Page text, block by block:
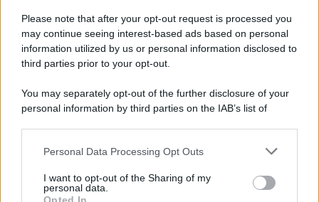
Please note that after your opt-out request is processed you
may continue seeing interest-based ads based on personal
information utilized by us or personal information disclosed to
third parties prior to your opt-out.
You may separately opt-out of the further disclosure of your
personal information by third parties on the IAB’s list of
This information may also be disclosed by us to third parties
disclose it to other third parties.
Personal Data Processing Opt Outs
I want to opt-out of the Sharing of my
personal data.
ISCRIZIONE AL ROC N. 35792 – ISCRITTA ALL’ANSO
(ASSOCIAZIONE NAZIONALE STAMPA ONLINE)
PREFERENZE PRIVACY